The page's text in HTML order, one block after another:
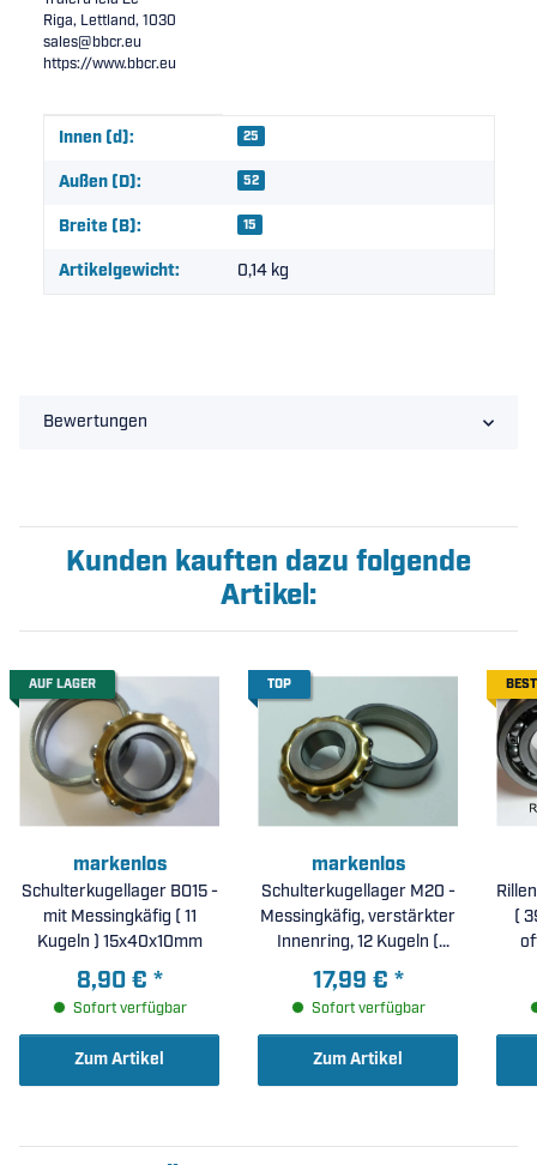
Riga, Lettland, 1030
sales@bbcr.eu
https://www.bbcr.eu
Produkteigenschaft
Wert
Innen (d): 25
Außen (D): 52
Breite (B): 15
Artikelgewicht: 0,14 kg
Bewertungen
Kunden kauften dazu folgende
Artikel:
AUF LAGER
markenlos
Schulterkugellager BO15 -
mit Messingkäfig ( 11
Kugeln ) 15x40x10mm
8,90 € *
Sofort verfügbar
Zum Artikel
TOP
markenlos
Schulterkugellager M20 -
Messingkäfig, verstärkter
Innenring, 12 Kugeln (
20x52x15mm )
17,99 € *
Sofort verfügbar
Zum Artikel
(